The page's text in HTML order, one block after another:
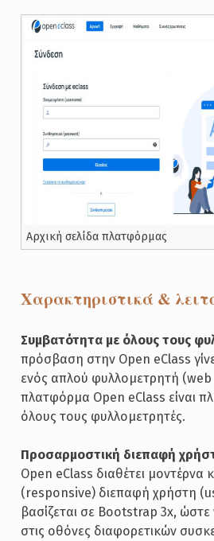
Αρχική σελίδα πλατφόρμας
Χαρακτηριστικά &
Συμβατότητα με όλους τους
πρόσβαση στην Open eClass
ενός απλού φυλλομετρητή
πλατφόρμα Open eClass είναι
όλους τους φυλλομετρητές.
Προσαρμοστική διεπαφή
Open eClass διαθέτει μοντέρνα
(responsive) διεπαφή χρήστη
βασίζεται σε Bootstrap 3x,
στις οθόνες διαφορετικών